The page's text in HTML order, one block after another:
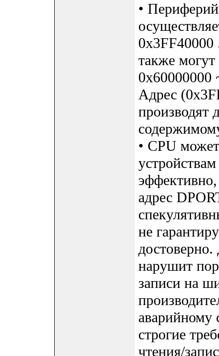
•
0x3FF40000
также
0x60000000
Адрес
производят
• CPU
адрес
не
нарушит
записи на
аварийному
строгие
чтения/